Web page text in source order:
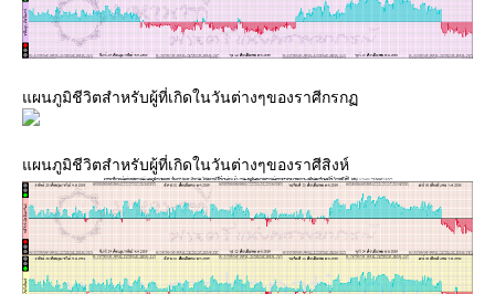
ผนภูมิชีวิตสำหรับผู้ที่เกิดในวันต่างๆของราศีกรก
ผนภูมิชีวิตสำหรับผู้ที่เกิดในวันต่างๆของราศีสิงห์